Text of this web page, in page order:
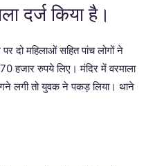
दर्ज किया है।
दो महिलाओं सहित पांच लोगों ने
हजार रुपये लिए। मंदिर में वरमाला
लगी तो युवक ने पकड़ लिया। थाने